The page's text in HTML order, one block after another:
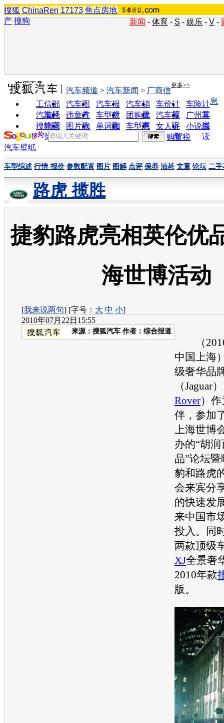
搜狐 ChinaRen 17173 焦点房地
产 搜狗 新闻 - 体育 - S - 娱乐 - V -
实用工具 更多>>
工信部
油耗
汽车图
片
汽车报
价
汽车销
量
车价计
算
车险计
算
汽车经
销商
违章查
询
车型对
比
团购优
惠
汽车投
诉
广州车
展
搜狗浏
览器
图片欣
赏
单词翻
车型查
询
女人宝
典
小说阅
读
汽车频道 > 汽车新闻 > 厂商信
息
购置税
汽车壁纸
车型综述 行情-报价 参数配置 图片 图解 点评 保养 油耗 文章 论坛 二手
路虎 揽胜
捷豹路虎亮相英伦优
海世博活动
[我来说两句] [字号： 大 中 小]
2010年07月22日15:55
来源： 搜狐汽车 作者：综合报道
（2010
中国上海
级奢华品
（Jaguar
Rover）
伴，参加
上海世博
办的“胡
品”论坛
豹和路虎
会来宾分
的快速发
来中国市
投入。同
两款顶级
XJ全景奢
2010年款
版。